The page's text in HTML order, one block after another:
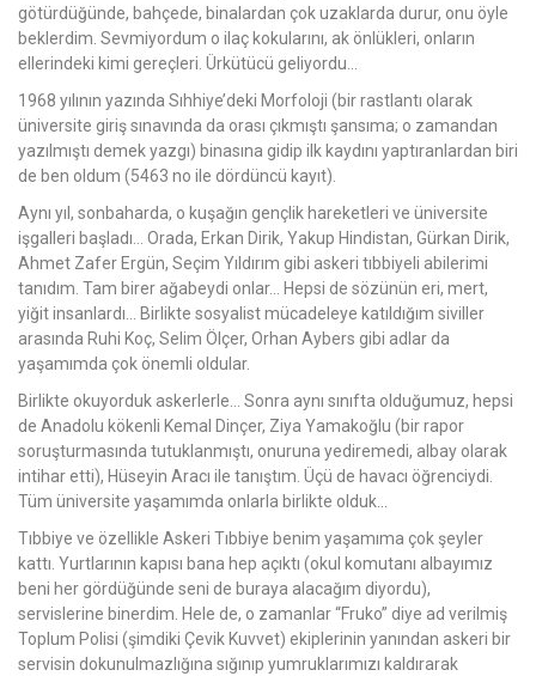
götürdüğünde, bahçede, binalardan çok uzaklarda durur, onu öyle
beklerdim. Sevmiyordum o ilaç kokularını, ak önlükleri, onların
ellerindeki kimi gereçleri. Ürkütücü geliyordu…
1968 yılının yazında Sıhhiye’deki Morfoloji (bir rastlantı olarak
üniversite giriş sınavında da orası çıkmıştı şansıma; o zamandan
yazılmıştı demek yazgı) binasına gidip ilk kaydını yaptıranlardan biri
de ben oldum (5463 no ile dördüncü kayıt).
Aynı yıl, sonbaharda, o kuşağın gençlik hareketleri ve üniversite
işgalleri başladı… Orada, Erkan Dirik, Yakup Hindistan, Gürkan Dirik,
Ahmet Zafer Ergün, Seçim Yıldırım gibi askeri tıbbiyeli abilerimi
tanıdım. Tam birer ağabeydi onlar… Hepsi de sözünün eri, mert,
yiğit insanlardı… Birlikte sosyalist mücadeleye katıldığım siviller
arasında Ruhi Koç, Selim Ölçer, Orhan Aybers gibi adlar da
yaşamımda çok önemli oldular.
Birlikte okuyorduk askerlerle… Sonra aynı sınıfta olduğumuz, hepsi
de Anadolu kökenli Kemal Dinçer, Ziya Yamakoğlu (bir rapor
soruşturmasında tutuklanmıştı, onuruna yediremedi, albay olarak
intihar etti), Hüseyin Aracı ile tanıştım. Üçü de havacı öğrenciydi.
Tüm üniversite yaşamımda onlarla birlikte olduk…
Tıbbiye ve özellikle Askeri Tıbbiye benim yaşamıma çok şeyler
kattı. Yurtlarının kapısı bana hep açıktı (okul komutanı albayımız
beni her gördüğünde seni de buraya alacağım diyordu),
servislerine binerdim. Hele de, o zamanlar “Fruko” diye ad verilmiş
Toplum Polisi (şimdiki Çevik Kuvvet) ekiplerinin yanından askeri bir
servisin dokunulmazlığına sığınıp yumruklarımızı kaldırarak